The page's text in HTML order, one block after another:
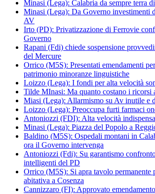
Minasi (Lega): Calabria da sempre terra
Minasi (Lega): Da Governo investimenti
AV
Irto (PD): Privatizzazione di Ferrovie
Governo
Rapani (Fdi) chiede sospensione
del Mercure
Orrico (M5S): Presentati emendamenti
patrimonio minoranze linguistiche
Loizzo (Lega): I fondi per alta velocità
Tilde MInasi: Ma quanto costano i ricorsi
Miasi (Lega): Allarmismo su Av inutile e
Loizzo (Lega): Preoccupa furti farmaci
Antoniozzi (FDI): Alta velocità
Minasi (Lega): Piazza del Popolo a
Baldino (M5S): Ospedali montani in
ora il Governo intervenga
Antoniozzi (Fdi): Su garantismo
intelligenti del PD
Orrico (M5S): Si apra tavolo permanente
abitativa a Cosenza
Cannizzaro (FI): Approvato